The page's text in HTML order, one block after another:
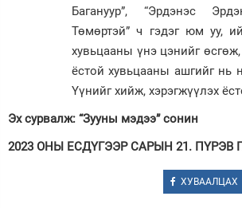
Багануур”, “Эрдэнэс
Төмөртэй” ч гэдэг юм уу,
хувьцааны үнэ цэнийг
ёстой хувьцааны ашгийг нь
Үүнийг хийж, хэрэгжүүлэх
Эх сурвалж: “Зууны мэдээ” сонин
2023 ОНЫ ЕСДҮГЭЭР САРЫН 21. ПҮРЭВ
ХУВААЛЦАХ